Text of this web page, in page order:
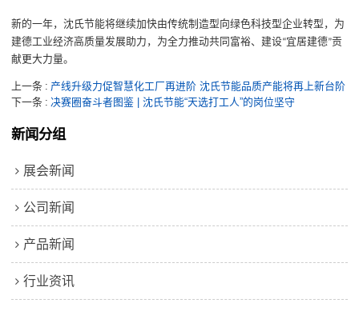
新的一年，沈氏节能将继续加快由传统制造型向绿色科技型企业转型，为
建德工业经济高质量发展助力，为全力推动共同富裕、建设“宜居建德”贡
献更大力量。
上一条
产线升级力促智慧化工厂再进阶 沈氏节能品质产能将再上新台阶
下一条
决赛圈奋斗者图鉴 | 沈氏节能“天选打工人”的岗位坚守
新闻分组
展会新闻
公司新闻
产品新闻
行业资讯